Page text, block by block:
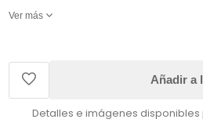
Ver más
Añadir a
Detalles e imágenes